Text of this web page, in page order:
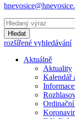
Hledat
rozšířené vyhledávání
Aktuálně
Aktuality
Kalendář